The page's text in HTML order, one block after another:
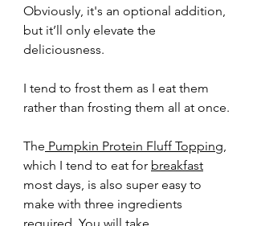
Obviously, it's an optional addition,
but it’ll only elevate the
deliciousness.
I tend to frost them as I eat them
rather than frosting them all at once.
The Pumpkin Protein Fluff Topping,
which I tend to eat for breakfast
most days, is also super easy to
make with three ingredients